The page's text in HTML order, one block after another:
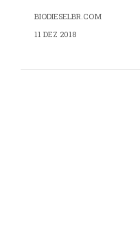
BIODIESELBR.COM
11 DEZ 2018